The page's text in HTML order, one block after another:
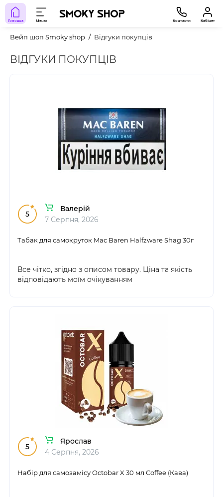
Головна Меню Контакти Кабінет
Вейп шоп Smoky shop Відгуки покупців
ВІДГУКИ ПОКУПЦІВ
5
Валерій
7 Серпня, 2026
Табак для самокруток Mac Baren Halfzware Shag 30г
Все чітко, згідно з описом товару. Ціна та якість
відповідають моїм очікуванням
5
Ярослав
4 Серпня, 2026
Набір для самозамісу Octobar X 30 мл Coffee (Кава)